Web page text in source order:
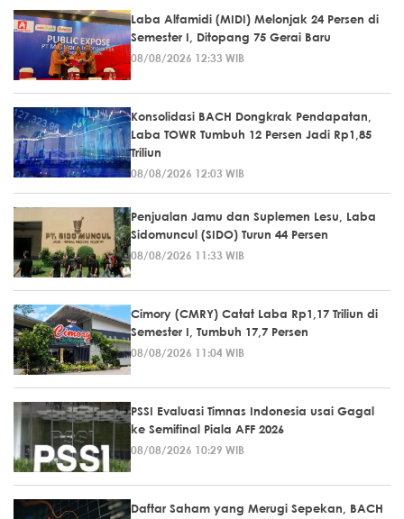
Laba Alfamidi (MIDI) Melonjak 24 Persen di
Semester I, Ditopang 75 Gerai Baru
08/08/2026 12:33 WIB
Konsolidasi BACH Dongkrak Pendapatan,
Laba TOWR Tumbuh 12 Persen Jadi Rp1,85
Triliun
08/08/2026 12:03 WIB
Penjualan Jamu dan Suplemen Lesu, Laba
Sidomuncul (SIDO) Turun 44 Persen
08/08/2026 11:33 WIB
Cimory (CMRY) Catat Laba Rp1,17 Triliun di
Semester I, Tumbuh 17,7 Persen
08/08/2026 11:04 WIB
PSSI Evaluasi Timnas Indonesia usai Gagal
ke Semifinal Piala AFF 2026
08/08/2026 10:29 WIB
Daftar Saham yang Merugi Sepekan, BACH